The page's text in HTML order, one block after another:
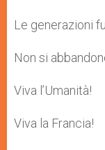
Le generazioni
Non si
Viva l’Umanità!
Viva la Francia!